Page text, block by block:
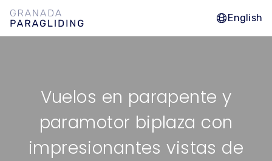
English
Vuelos en parapente y
paramotor biplaza con
impresionantes vistas de